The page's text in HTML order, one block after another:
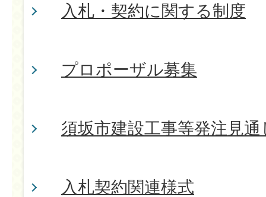
入札・契約に関する制度
プロポーザル募集
須坂市建設工事等発注見
入札契約関連様式